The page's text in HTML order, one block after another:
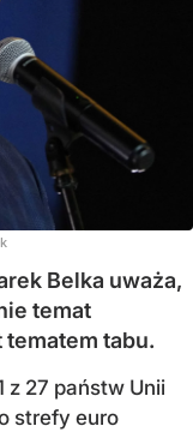
Belka uważa,
temat
tabu.
z 27 państw Unii
strefy euro